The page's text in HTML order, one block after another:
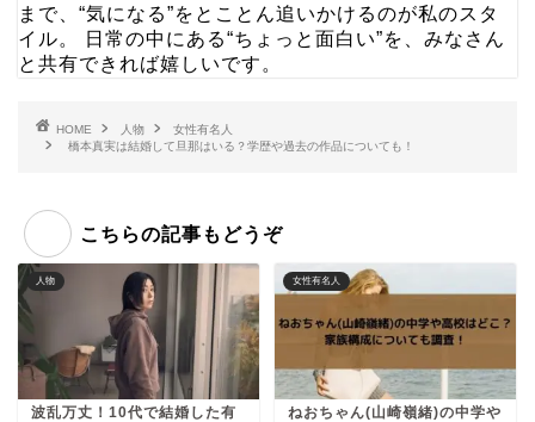
まで、“気になる”をとことん追いかけるのが私のスタ
イル。 日常の中にある“ちょっと面白い”を、みなさん
と共有できれば嬉しいです。
HOME 人物
女性有名人
橋本真実は結婚して旦那はいる？学歴や過去の作品についても！
こちらの記事もどうぞ
人物
波乱万丈！10代で結婚した有
女性有名人
ねおちゃん(山崎嶺緒)の中学や